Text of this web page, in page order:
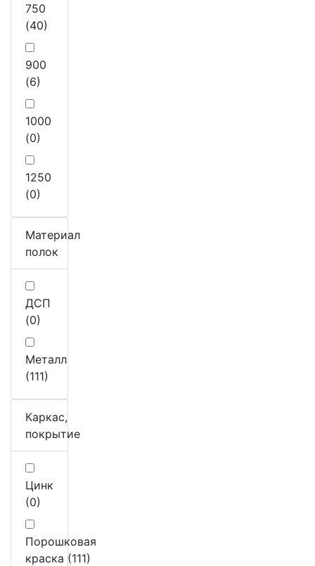
750
(40)
900
(6)
1000
(0)
1250
(0)
Материал
полок
ДСП
(0)
Металл
(111)
Каркас,
покрытие
Цинк
(0)
Порошковая
краска (111)